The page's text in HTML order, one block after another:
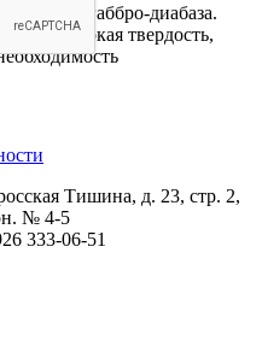
из габбро-диабаза.
высокая твердость,
Тишина, д. 23, стр. 2,
№ 4-5
333-06-51